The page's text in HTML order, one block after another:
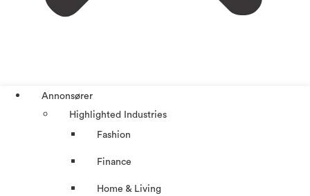
Annonsører
Highlighted Industries
Fashion
Finance
Home & Living